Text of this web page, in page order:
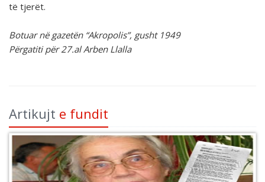
të tjerët.
Botuar në gazetën “Akropolis”, gusht 1949
Përgatiti për 27.al Arben Llalla
Artikujt e fundit